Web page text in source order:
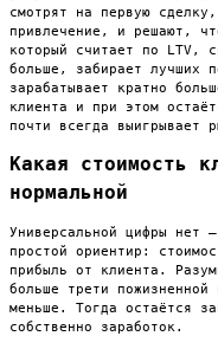
смотрят на первую
привлечение, и решают,
который считает по LTV,
больше, забирает лучших
зарабатывает кратно
клиента и при этом
почти всегда выигрывает
Какая стоимость
нормальной
Универсальной цифры нет
простой ориентир:
прибыль от клиента.
больше трети
меньше. Тогда остаётся
собственно заработок.